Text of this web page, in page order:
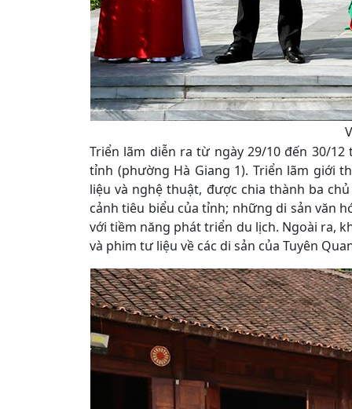
Triển lãm diễn ra từ ngày 29/10 đến 30/
tỉnh (phường Hà Giang 1). Triển lãm giới
liệu và nghệ thuật, được chia thành ba
cảnh tiêu biểu của tỉnh; những di sản văn
với tiềm năng phát triển du lịch. Ngoài ra,
và phim tư liệu về các di sản của Tuyên